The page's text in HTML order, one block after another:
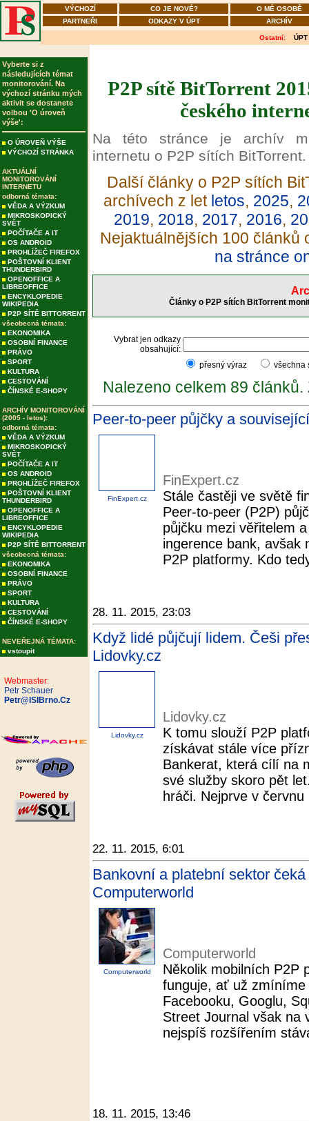
VÝCHOZÍ CO JE NOVÉ?
O MÉ OSOBĚ
PARTNEŘI
ODKAZY V ÚPT ARCHÍV
Ostatní: ÚPT
Vyberte si z
následujících témat
monitorování. Na
výchozí stránku mých
aktivit se dostanete
volbou 'O úroveň
výše':
O ÚROVEŇ VÝŠE
VÝCHOZÍ STRÁNKA
AKTUÁLNÍ
MONITOROVÁNÍ
INTERNETU
odborná témata:
VĚDA A VÝZKUM
MIKROSKOPICKÝ
SVĚT
POČÍTAČE A IT
OS ANDROID
PROHLÍŽEČ FIREFOX
POŠTOVNÍ KLIENT
THUNDERBIRD
OPENOFFICE A
LIBREOFFICE
ENCYKLOPEDIE
WIKIPEDIA
P2P SÍTĚ BITTORRENT
všeobecná témata:
EKONOMIKA
OSOBNÍ FINANCE
PRÁVO
SPORT
KULTURA
CESTOVÁNÍ
ČÍNSKÉ E-SHOPY
ARCHÍV MONITOROVÁNÍ
(2005 - letos):
odborná témata:
VĚDA A VÝZKUM
MIKROSKOPICKÝ
SVĚT
POČÍTAČE A IT
OS ANDROID
PROHLÍŽEČ FIREFOX
POŠTOVNÍ KLIENT
THUNDERBIRD
OPENOFFICE A
LIBREOFFICE
ENCYKLOPEDIE
WIKIPEDIA
P2P SÍTĚ BITTORRENT
všeobecná témata:
EKONOMIKA
OSOBNÍ FINANCE
PRÁVO
SPORT
KULTURA
CESTOVÁNÍ
ČÍNSKÉ E-SHOPY
NEVEŘEJNÁ TÉMATA:
vstoupit
Webmaster:
Petr Schauer
Petr@ISIBrno.Cz
P2P sítě BitTorrent
českého
Na této stránce je archív
internetu o P2P sítích BitTorrent.
Další články o P2P sítích
archívech z let letos, 2025,
2019, 2018, 2017, 2016,
Nejaktuálnějších 100 článků
na stránce
Články o P2P sítích BitTorrent
Vybrat jen odkazy
obsahující:
přesný výraz
Nalezeno celkem 89
Peer-to-peer půjčky a
FinExpert.cz
FinExpert.cz
Stále častěji ve světě
Peer-to-peer (P2P)
půjčku mezi věřitelem
ingerence bank, avšak
P2P platformy. Kdo
28. 11. 2015, 23:03
Když lidé půjčují lidem. Češi
Lidovky.cz
Lidovky.cz
Lidovky.cz
K tomu slouží P2P
získávat stále více
Bankerat, která cílí na
své služby skoro pět
hráči. Nejprve v
22. 11. 2015, 6:01
Bankovní a platební sektor
Computerworld
Computerworld
Computerworld
Několik mobilních P2P
funguje, ať už zmíníme
Facebooku, Googlu,
Street Journal však na
nejspíš rozšířením
18. 11. 2015, 13:46